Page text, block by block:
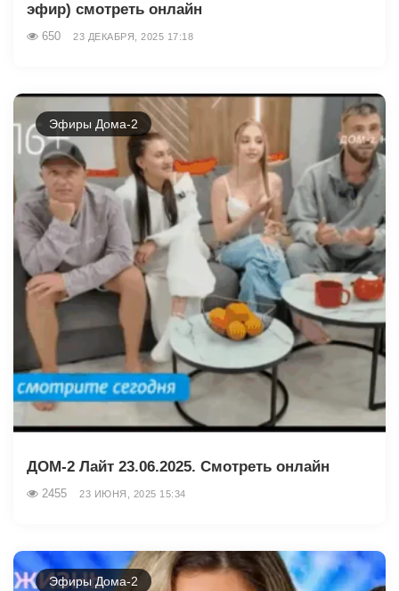
эфир) смотреть онлайн
650 23 ДЕКАБРЯ, 2025 17:18
Эфиры Дома-2
ДОМ-2 Лайт 23.06.2025. Смотреть онлайн
2455 23 ИЮНЯ, 2025 15:34
Эфиры Дома-2